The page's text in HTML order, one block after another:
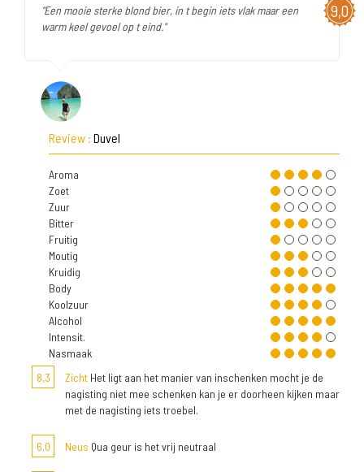
9,0
"Een mooie sterke blond bier, in t begin iets vlak maar een
warm keel gevoel op t eind."
Review : Duvel
Aroma
Zoet
Zuur
Bitter
Fruitig
Moutig
Kruidig
Body
Koolzuur
Alcohol
Intensit.
Nasmaak
8,3
Zicht Het ligt aan het manier van inschenken mocht je de
nagisting niet mee schenken kan je er doorheen kijken maar
met de nagisting iets troebel.
6,0 Neus Qua geur is het vrij neutraal